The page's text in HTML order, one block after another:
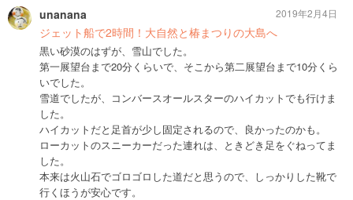
unanana
ジェット船で2時間！大自然と椿まつりの大島へ
黒い砂漠のはずが、雪山でした。
第一展望台まで20分くらいで、そこから第二展望台まで10分くら
いでした。
雪道でしたが、コンバースオールスターのハイカットでも行けま
した。
ハイカットだと足首が少し固定されるので、良かったのかも。
ローカットのスニーカーだった連れは、ときどき足をぐねってま
した。
本来は火山石でゴロゴロした道だと思うので、しっかりした靴で
行くほうが安心です。
2019年2月4日